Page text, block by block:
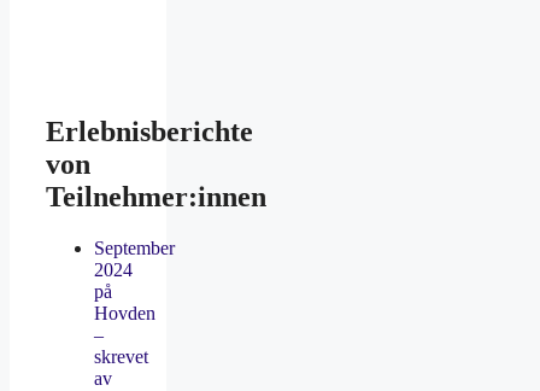
Erlebnisberichte
von
Teilnehmer:innen
September
2024
på
Hovden
–
skrevet
av